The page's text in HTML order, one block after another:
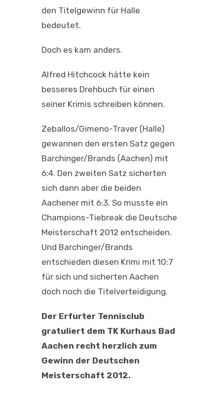
den Titelgewinn für Halle
bedeutet.
Doch es kam anders.
Alfred Hitchcock hätte kein
besseres Drehbuch für einen
seiner Krimis schreiben können.
Zeballos/Gimeno-Traver (Halle)
gewannen den ersten Satz gegen
Barchinger/Brands (Aachen) mit
6:4. Den zweiten Satz sicherten
sich dann aber die beiden
Aachener mit 6:3. So musste ein
Champions-Tiebreak die Deutsche
Meisterschaft 2012 entscheiden.
Und Barchinger/Brands
entschieden diesen Krimi mit 10:7
für sich und sicherten Aachen
doch noch die Titelverteidigung.
Der Erfurter Tennisclub
gratuliert dem TK Kurhaus Bad
Aachen recht herzlich zum
Gewinn der Deutschen
Meisterschaft 2012.